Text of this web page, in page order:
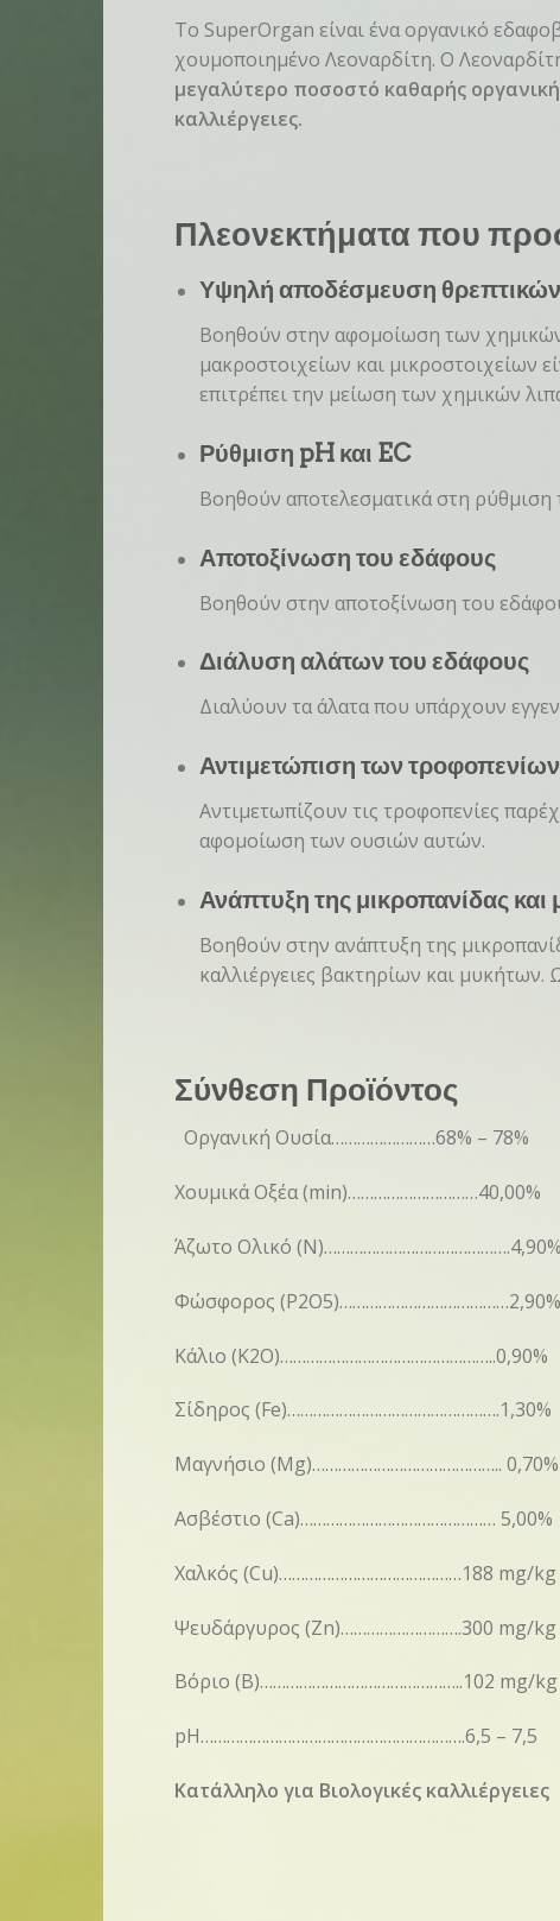
Το SuperOrgan είναι ένα οργανικό
χουμοποιημένο Λεοναρδίτη. Ο
μεγαλύτερο ποσοστό καθαρής
καλλιέργειες.
Πλεονεκτήματα που
Υψηλή αποδέσμευση θρεπτικών
Βοηθούν στην αφομοίωση των χημικών
μακροστοιχείων και μικροστοιχείων
επιτρέπει την μείωση των χημικών
Ρύθμιση pH και EC
Βοηθούν αποτελεσματικά στη ρύθμιση
Αποτοξίνωση του εδάφους
Βοηθούν στην αποτοξίνωση του
Διάλυση αλάτων του εδάφους
Διαλύουν τα άλατα που υπάρχουν
Αντιμετώπιση των τροφοπενίων
Αντιμετωπίζουν τις τροφοπενίες
αφομοίωση των ουσιών αυτών.
Ανάπτυξη της μικροπανίδας
Βοηθούν στην ανάπτυξη της
καλλιέργειες βακτηρίων και μυκήτων.
Σύνθεση Προϊόντος
Οργανική Ουσία……………………68% – 78%
Χουμικά Οξέα (min)…………………………40,00%
Άζωτο Ολικό (Ν)…………………………………….4,90%
Φώσφορος (P2O5)…………………………………2,90%
Κάλιο (Κ2Ο)…………………………………………..0,90%
Σίδηρος (Fe)………………………………………….1,30%
Μαγνήσιο (Mg)…………………………………….. 0,70%
Ασβέστιο (Ca)……………………………………… 5,00%
Χαλκός (Cu)……………………………………188 mg/kg
Ψευδάργυρος (Zn)……………………….300 mg/kg
Βόριο (Β)………………………………………..102 mg/kg
pH…………………………………………………….6,5 – 7,5
Κατάλληλο για Βιολογικές καλλιέργειες